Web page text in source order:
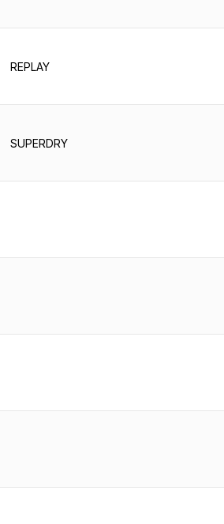
REPLAY
SUPERDRY